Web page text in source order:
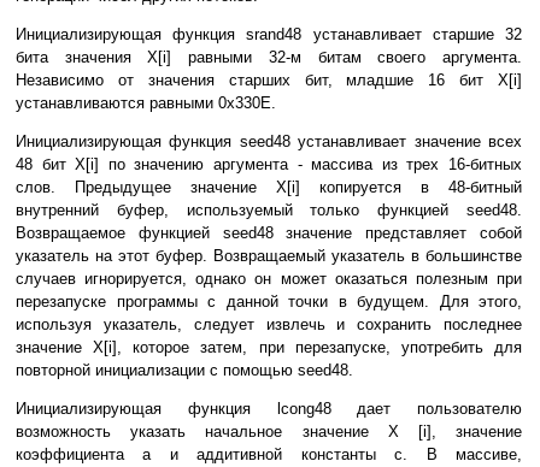
Инициализирующая функция srand48 устанавливает старшие 32
бита значения X[i] равными 32-м битам своего аргумента.
Независимо от значения старших бит, младшие 16 бит X[i]
устанавливаются равными 0x330E.
Инициализирующая функция seed48 устанавливает значение всех
48 бит X[i] по значению аргумента - массива из трех 16-битных
слов. Предыдущее значение X[i] копируется в 48-битный
внутренний буфер, используемый только функцией seed48.
Возвращаемое функцией seed48 значение представляет собой
указатель на этот буфер. Возвращаемый указатель в большинстве
случаев игнорируется, однако он может оказаться полезным при
перезапуске программы с данной точки в будущем. Для этого,
используя указатель, следует извлечь и сохранить последнее
значение X[i], которое затем, при перезапуске, употребить для
повторной инициализации с помощью seed48.
Инициализирующая функция lcong48 дает пользователю
возможность указать начальное значение X [i], значение
коэффициента a и аддитивной константы c. В массиве,